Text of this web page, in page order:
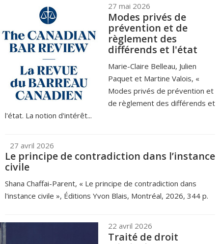
27 mai 2026
Modes privés de
prévention et de
règlement des
différends et l'état
Marie-Claire Belleau, Julien
Paquet et Martine Valois, «
Modes privés de prévention et
de règlement des différends et
l'état. La notion d'intérêt...
27 avril 2026
Le principe de contradiction dans l’instance
civile
Shana Chaffai-Parent, « Le principe de contradiction dans
l'instance civile », Éditions Yvon Blais, Montréal, 2026, 344 p.
22 avril 2026
Traité de droit